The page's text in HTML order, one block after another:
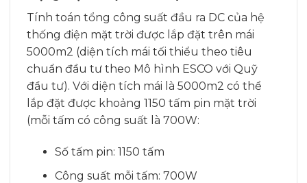
Tính toán tổng công suất đầu ra DC của hệ
thống điện mặt trời được lắp đặt trên mái
5000m2 (diện tích mái tối thiểu theo tiêu
chuẩn đầu tư theo Mô hình ESCO với Quỹ
đầu tư). Với diện tích mái là 5000m2 có thể
lắp đặt được khoảng 1150 tấm pin mặt trời
(mỗi tấm có công suất là 700W:
Số tấm pin: 1150 tấm
Công suất mỗi tấm: 700W